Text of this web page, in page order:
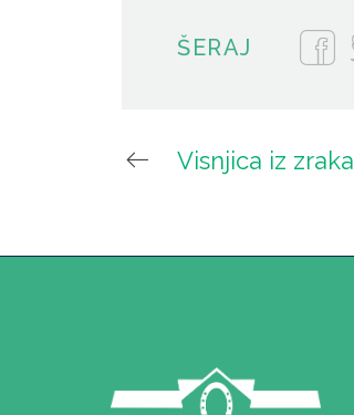
ŠERAJ
Visnjica iz zraka